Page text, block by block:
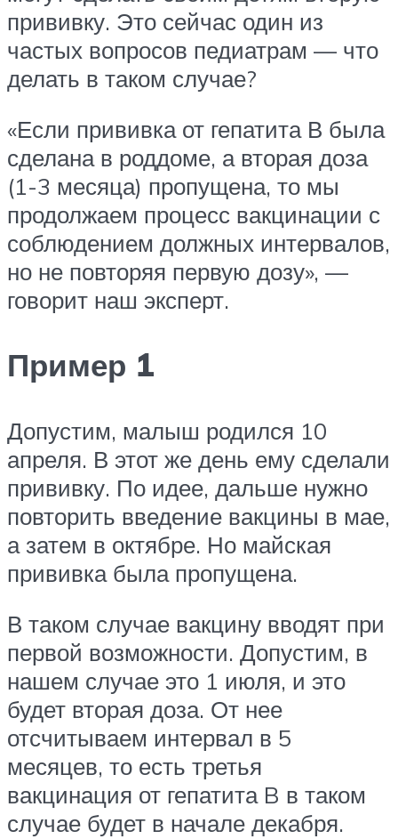
прививку. Это сейчас один из
частых вопросов педиатрам — что
делать в таком случае?
«Если прививка от гепатита В была
сделана в роддоме, а вторая доза
(1-3 месяца) пропущена, то мы
продолжаем процесс вакцинации с
соблюдением должных интервалов,
но не повторяя первую дозу», —
говорит наш эксперт.
Пример 1
Допустим, малыш родился 10
апреля. В этот же день ему сделали
прививку. По идее, дальше нужно
повторить введение вакцины в мае,
а затем в октябре. Но майская
прививка была пропущена.
В таком случае вакцину вводят при
первой возможности. Допустим, в
нашем случае это 1 июля, и это
будет вторая доза. От нее
отсчитываем интервал в 5
месяцев, то есть третья
вакцинация от гепатита B в таком
случае будет в начале декабря.